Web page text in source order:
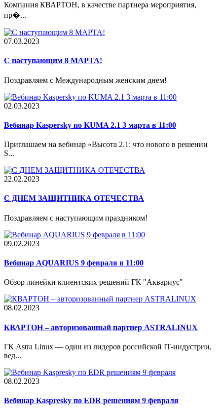
Компания КВАРТОН, в качестве партнера мероприятия,
пр�...
07.03.2023
С наступающим 8 МАРТА!
Поздравляем с Международным женским днем!
02.03.2023
Вебинар Kaspersky по KUMA 2.1 3 марта в 11:00
Приглашаем на вебинар «Высота 2.1: что нового в решении
S...
22.02.2023
С ДНЕМ ЗАЩИТНИКА ОТЕЧЕСТВА
Поздравляем с наступающим праздником!
09.02.2023
Вебинар AQUARIUS 9 февраля в 11:00
Обзор линейки клиентских решений ГК "Аквариус"
08.02.2023
КВАРТОН – авторизованный партнер ASTRALINUX
ГК Astra Linux — один из лидеров российской IT-индустрии,
вед...
08.02.2023
Вебинар Kaspresky по EDR решениям 9 февраля